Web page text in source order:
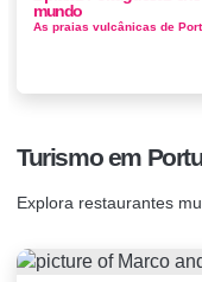
mundo
Turismo em
Explora restaurantes